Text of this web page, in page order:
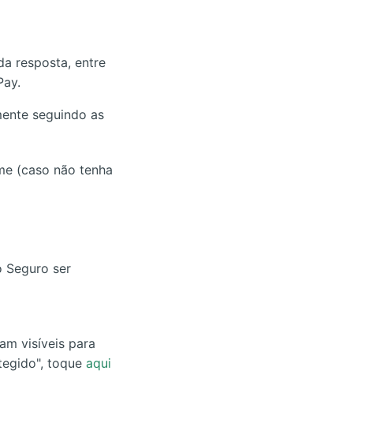
resposta, entre
seguindo as
(caso não tenha
Seguro ser
visíveis para
toqueaqui